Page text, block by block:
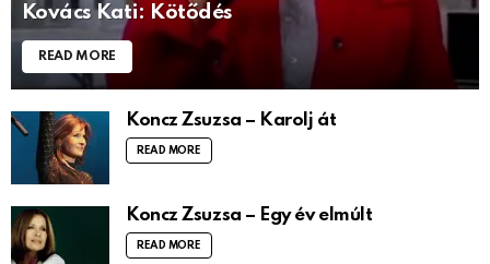
Kovács Kati: Kötődés
READ MORE
Koncz Zsuzsa – Karolj át
READ MORE
Koncz Zsuzsa – Egy év elmúlt
READ MORE